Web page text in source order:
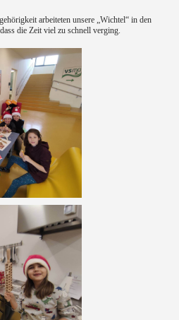
arbeiteten unsere „Wichtel“ in den
die Zeit viel zu schnell verging.